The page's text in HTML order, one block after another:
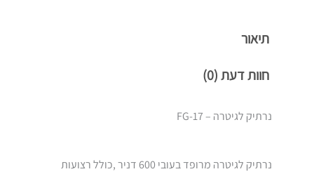
תיאור
חוות דעת (0)
נרתיק לגיטרה – FG-17
נרתיק לגיטרה מרופד בעובי 600 דניר ,כולל רצועות